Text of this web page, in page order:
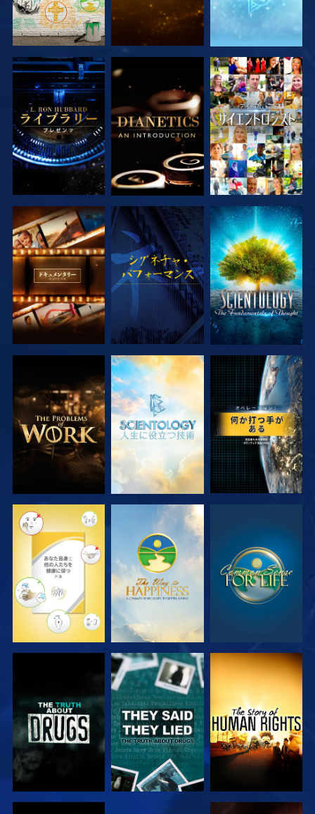
シリーズを探求 シリーズを探求 観る
シリーズを探求 観る シリーズを探求
シリーズを探求 シリーズを探求 観る
観る 観る 観る
観る 観る